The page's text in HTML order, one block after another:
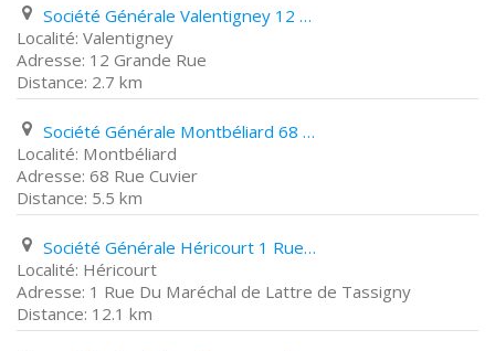
Société Générale Valentigney 12 Grande Rue
Valentigney
12 Grande Rue
2.7 km
Société Générale Montbéliard 68 Rue Cuvier
Montbéliard
68 Rue Cuvier
5.5 km
Société Générale Héricourt 1 Rue Du Maréchal de Lattre de Tassigny
Héricourt
1 Rue Du Maréchal de Lattre de Tassigny
12.1 km